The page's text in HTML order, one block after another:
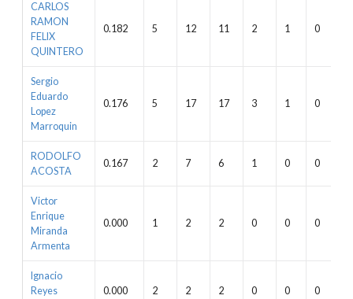
CARLOS
RAMON
FELIX
QUINTERO
0.182 5 12 11 2 1 0
Sergio
Eduardo
Lopez
Marroquin
0.176 5 17 17 3 1 0
RODOLFO
ACOSTA
0.167 2 7 6 1 0 0
Victor
Enrique
Miranda
Armenta
0.000 1 2 2 0 0 0
Ignacio
Reyes
0.000 2 2 2 0 0 0